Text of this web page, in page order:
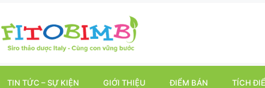
TIN TỨC – SỰ KIỆN GIỚI THIỆU ĐIỂM BÁN TÍCH